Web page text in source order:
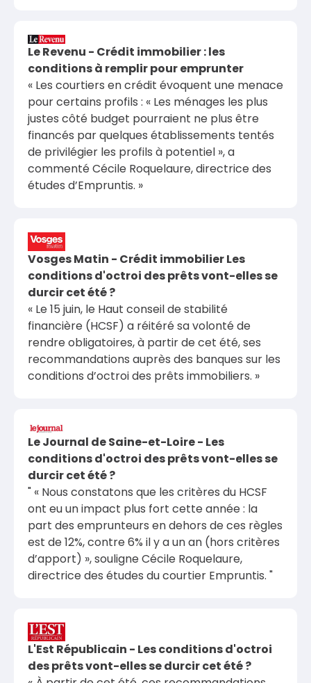
Le Revenu - Crédit immobilier : les
conditions à remplir pour emprunter
« Les courtiers en crédit évoquent une menace
pour certains profils : « Les ménages les plus
justes côté budget pourraient ne plus être
financés par quelques établissements tentés
de privilégier les profils à potentiel », a
commenté Cécile Roquelaure, directrice des
études d’Empruntis. »
Vosges Matin - Crédit immobilier Les
conditions d'octroi des prêts vont-elles se
durcir cet été ?
« Le 15 juin, le Haut conseil de stabilité
financière (HCSF) a réitéré sa volonté de
rendre obligatoires, à partir de cet été, ses
recommandations auprès des banques sur les
conditions d’octroi des prêts immobiliers. »
Le Journal de Saine-et-Loire - Les
conditions d'octroi des prêts vont-elles se
durcir cet été ?
" « Nous constatons que les critères du HCSF
ont eu un impact plus fort cette année : la
part des emprunteurs en dehors de ces règles
est de 12%, contre 6% il y a un an (hors critères
d’apport) », souligne Cécile Roquelaure,
directrice des études du courtier Empruntis. "
L'Est Républicain - Les conditions d'octroi
des prêts vont-elles se durcir cet été ?